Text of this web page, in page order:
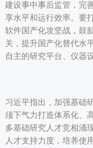
建设事中事后监管，完
享水平和运行效率。要
软件国产化攻坚战，鼓
关，提升国产化替代水
自主的研究平台、仪器
习近平指出，加强基础
须下气力打造体系化、
多基础研究人才竞相涌
人才支持力度，培养使